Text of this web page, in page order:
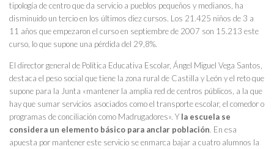
tipología de centro que da servicio a pueblos pequeños y medianos, ha
disminuido un tercio en los últimos diez cursos. Los 21.425 niños de 3 a
11 años que empezaron el curso en septiembre de 2007 son 15.213 este
curso, lo que supone una pérdida del 29,8%.
El director general de Política Educativa Escolar, Ángel Miguel Vega Santos,
destaca el peso social que tiene la zona rural de Castilla y León y el reto que
supone para la Junta «mantener la amplia red de centros públicos, a la que
hay que sumar servicios asociados como el transporte escolar, el comedor o
programas de conciliación como Madrugadores». Y la escuela se
considera un elemento básico para anclar población. En esa
apuesta por mantener este servicio se enmarca bajar a cuatro alumnos la